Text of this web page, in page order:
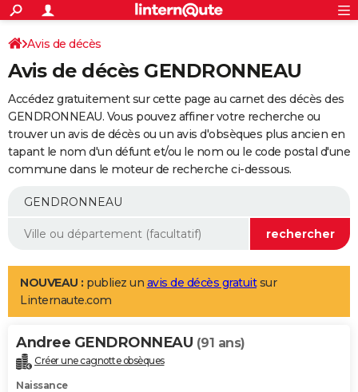
ACTUALITÉS
Politique
Société
Faits Divers
Education
Monde
Villes
+
SPORT
Coupe du monde 2026
Football
Tennis
Cyclisme
Rugby
Forum
Programme TV
TNT
Streaming
Cinéma
Sorties cinéma
Musique
+
FINANCE
Retraite
Epargne
Immobilier
Risques naturels par ville
Assurance
AUTO
Essais
Réserver un essai
Citadines
Berlines
SUV
Forum auto
+
Mobiles
Meilleur smartphone
Internet
Ordinateurs
Jeux vidéo
Guide high-tech
Aménagement intérieur
LIFESTYLE
Art de vivre
Bien-être
Loisirs
Mode
Modes de vie
Alimentation
Guide de la santé
Maladies
Médicaments
Sommeil
VOYAGE
Destinations
City break
Voyage nature
Voyage de noces
Forum
Climat
+PHOTO
Avis de décès
Avis de décès GENDRONNEAU
Accédez gratuitement sur cette page au carnet des décès des
GENDRONNEAU. Vous pouvez affiner votre recherche ou
trouver un avis de décès ou un avis d'obsèques plus ancien en
tapant le nom d'un défunt et/ou le nom ou le code postal d'une
commune dans le moteur de recherche ci-dessous.
NOUVEAU : publiez un avis de décès gratuitsur
Linternaute.com
Andree GENDRONNEAU (91 ans)
Créer une cagnotte obsèques
Naissance